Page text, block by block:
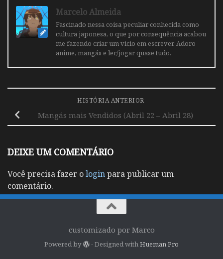
Marcelo Almeida
Fascinado nessa coisa peculiar conhecida como
cultura japonesa, o que por consequência acabou
me fazendo criar um vicio em escrever. Adoro
anime, mangás e ler/jogar quase tudo.
HISTÓRIA ANTERIOR
Mangás mais Vendidos (Abril 22 – Abril 28)
DEIXE UM COMENTÁRIO
Você precisa fazer ologinpara publicar um
comentário.
customizado por Marco
Powered by - Designed withHueman Pro